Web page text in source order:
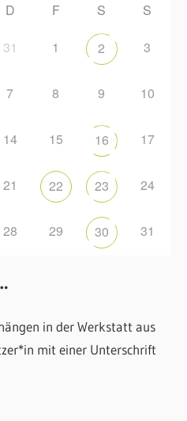
D F S S
31 1 2 3
7 8 9 10
14 15 16 17
21 22 23 24
28 29 30 31
in der Werkstatt aus
mit einer Unterschrift